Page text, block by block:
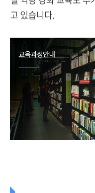
고 있습니다.